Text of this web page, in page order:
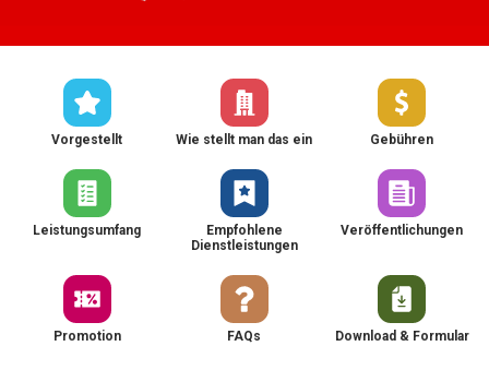
Vorgestellt Wie stellt man das ein Gebühren
Leistungsumfang
Empfohlene
Dienstleistungen
Veröffentlichungen
Promotion FAQs Download & Formular